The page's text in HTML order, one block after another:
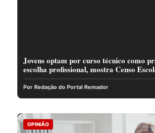
Jovens optam por curso técnico como
escolha profissional, mostra Censo
Por Redação do Portal Remador
OPINIÃO